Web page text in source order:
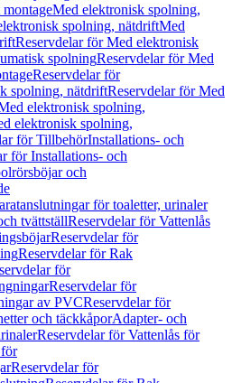
Med elektronisk spolning,
spolning, nätdriftMed
Reservdelar för Med elektronisk
spolningReservdelar för Med
Reservdelar för
spolning, nätdriftReservdelar för Med
elektronisk spolning,
elektronisk spolning,
för TillbehörInstallations- och
för Installations- och
och
för toaletter, urinaler
tvättställReservdelar för Vattenlås
Reservdelar för
Reservdelar för Rak
för
Reservdelar för
av PVCReservdelar för
och täckkåporAdapter- och
Reservdelar för Vattenlås för
Reservdelar för